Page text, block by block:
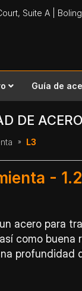
Suite A |
Guía de
DE
L3
-
acero para
como
profundidad